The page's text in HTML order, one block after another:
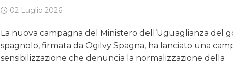
02 Luglio 2026
La nuova campagna del Ministero dell’Uguaglianza del
spagnolo, firmata da Ogilvy Spagna, ha lanciato una
sensibilizzazione che denuncia la normalizzazione della